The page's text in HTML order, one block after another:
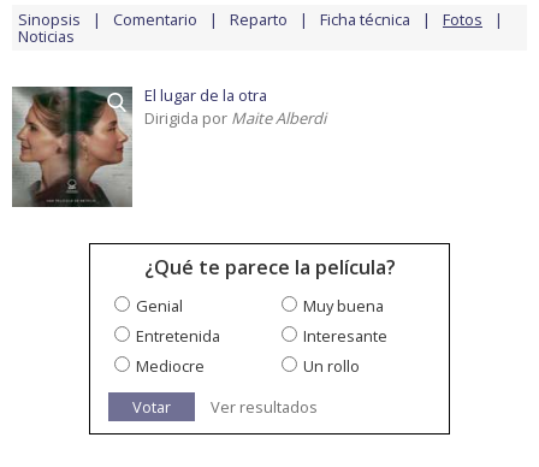
Sinopsis Comentario Reparto Ficha técnica Fotos
Noticias
El lugar de la otra
Dirigida por Maite Alberdi
¿Qué te parece la película?
Genial
Muy buena
Entretenida
Interesante
Mediocre
Un rollo
Votar
Ver resultados